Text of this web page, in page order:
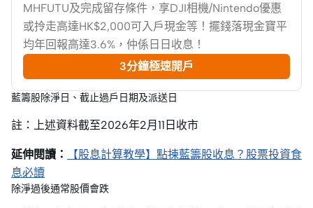
MHFUTU及完成留存條件，享DJI相機/Nintendo優惠
或拎走高達HK$2,000可入戶現金等！擺錢落現金寶平
均年回報高達3.6%，仲係日日收息！
3分鐘極速開戶
藍籌股除淨日、截止過戶日期及派送日
註：上述資料截至2026年2月11日收市
延伸閱讀：
【股息計算教學】點揀藍籌股收息？股票投資食
息必讀
除淨過後通常股價會跌